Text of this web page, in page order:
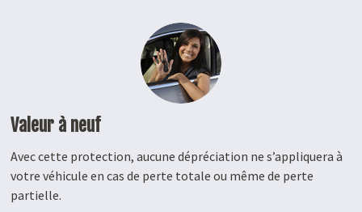
Valeur à neuf
Avec cette protection, aucune dépréciation ne s’appliquera à
votre véhicule en cas de perte totale ou même de perte
partielle.